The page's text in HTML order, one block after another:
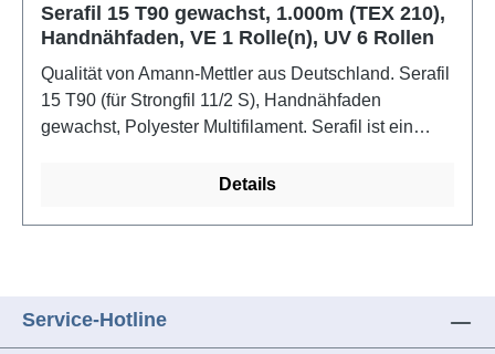
Serafil 15 T90 gewachst, 1.000m (TEX 210),
Handnähfaden, VE 1 Rolle(n), UV 6 Rollen
Qualität von Amann-Mettler aus Deutschland. Serafil
15 T90 (für Strongfil 11/2 S), Handnähfaden
gewachst, Polyester Multifilament. Serafil ist ein
Ziernähte bei Lederwaren und Polstermöbeln. Durch
Prozessbedingte Farbabweichungen sind bei der
Details
Service-Hotline